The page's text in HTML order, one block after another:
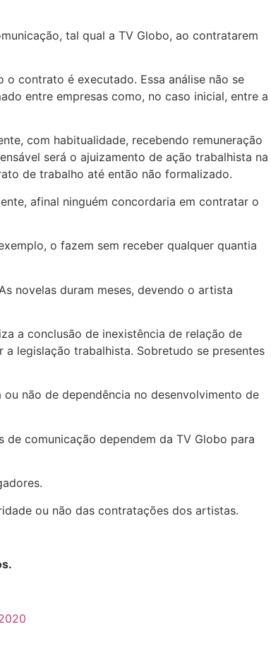
tal qual a TV Globo, ao contratarem
contrato é executado. Essa análise não se
entre empresas como, no caso inicial, entre a
com habitualidade, recebendo remuneração
será o ajuizamento de ação trabalhista na
de trabalho até então não formalizado.
afinal ninguém concordaria em contratar o
o fazem sem receber qualquer quantia
novelas duram meses, devendo o artista
a conclusão de inexistência de relação de
legislação trabalhista. Sobretudo se presentes
não de dependência no desenvolvimento de
comunicação dependem da TV Globo para
ou não das contratações dos artistas.